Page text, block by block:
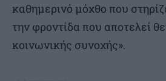
καθημερινό μόχθο που
την φροντίδα που αποτελεί
κοινωνικής συνοχής».